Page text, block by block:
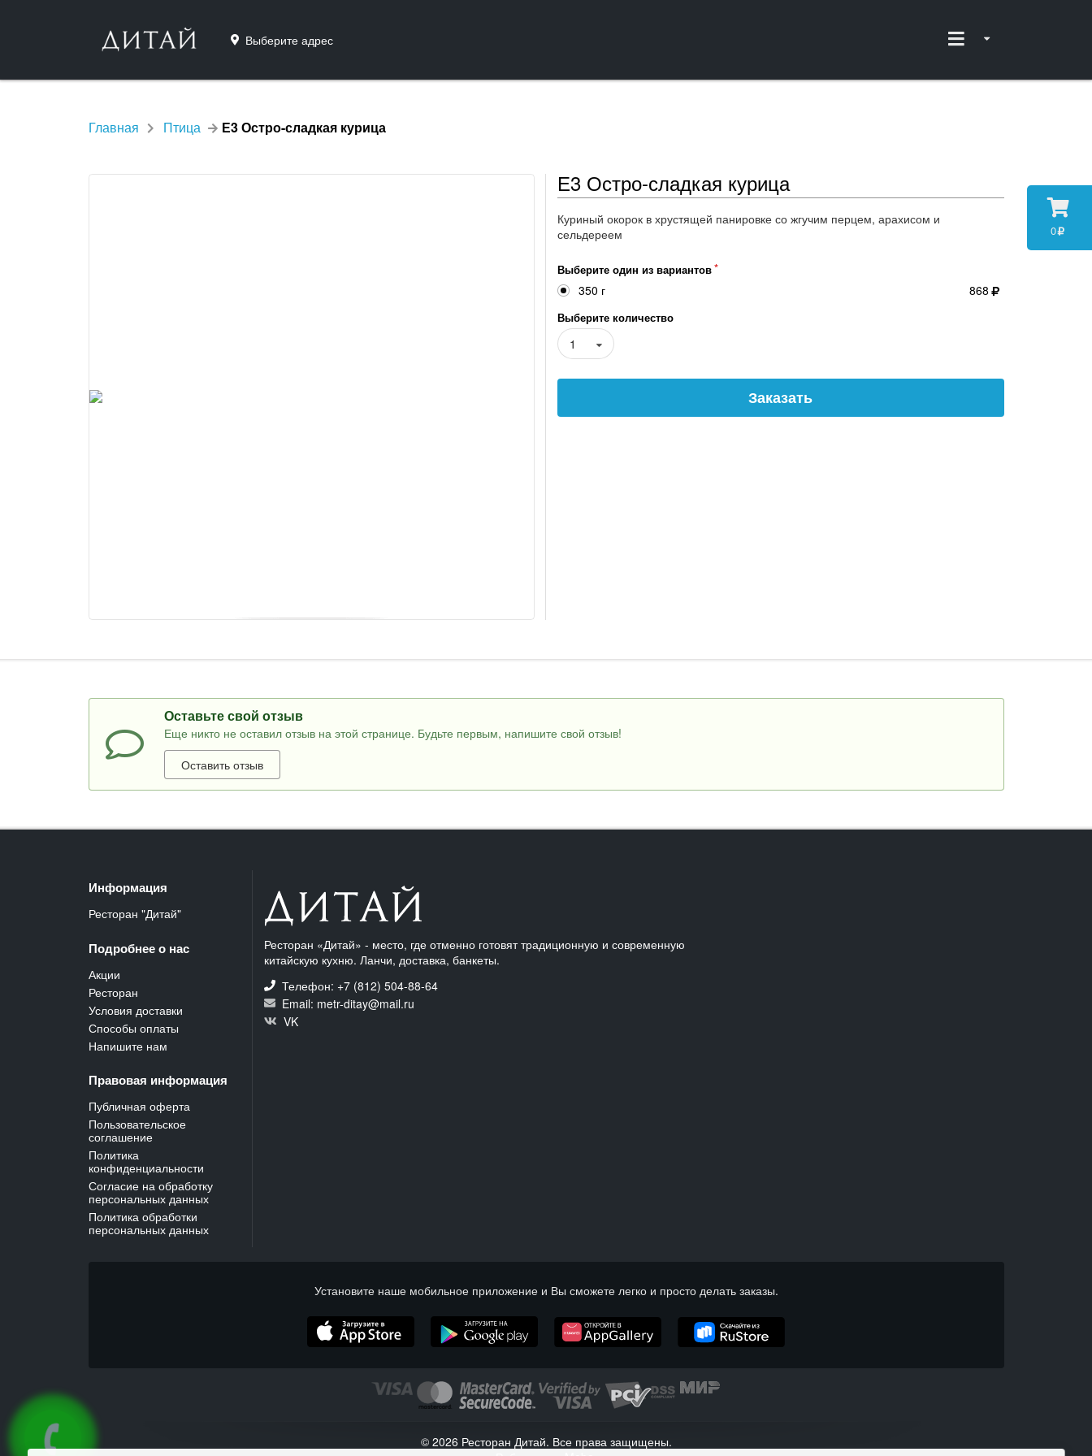
0
Выберите адрес
Главная Птица Е3 Остро-сладкая курица
Е3 Остро-сладкая курица
Куриный окорок в хрустящей панировке со жгучим перцем, арахисом и
сельдереем
Выберите один из вариантов
350 г 868
Выберите количество
1
Заказать
Оставьте свой отзыв
Еще никто не оставил отзыв на этой странице. Будьте первым, напишите свой отзыв!
Оставить отзыв
Информация
Ресторан "Дитай"
Подробнее о нас
Акции
Ресторан
Условия доставки
Способы оплаты
Напишите нам
Правовая информация
Публичная оферта
Пользовательское
соглашение
Политика
конфиденциальности
Согласие на обработку
персональных данных
Политика обработки
персональных данных
Ресторан «Дитай» - место, где отменно готовят традиционную и современную
китайскую кухню. Ланчи, доставка, банкеты.
Телефон: +7 (812) 504-88-64
Email: metr-ditay@mail.ru
VK
Установите наше мобильное приложение и Вы сможете легко и просто делать заказы.
© 2026 Ресторан Дитай. Все права защищены.